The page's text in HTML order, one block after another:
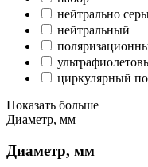
нейтрально
нейтральный
циркулярный
Показать больше
Диаметр, мм
Диаметр, мм